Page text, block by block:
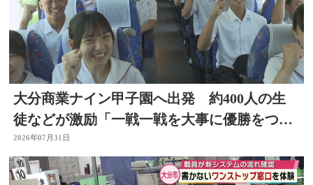
大分商業ナイン甲子園へ出発 約400人の生
徒などが激励「一戦一戦を大事に優勝をつか
み取って」
2026年07月31日